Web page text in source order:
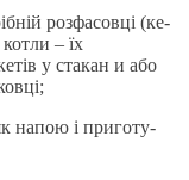
розфасовцi (ке­
– їх
у стакан и або
напою i приготу­